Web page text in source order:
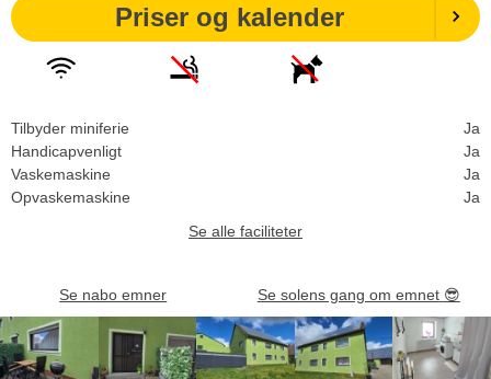
Priser og kalender
Tilbyder miniferie
Ja
Handicapvenligt
Ja
Vaskemaskine
Ja
Opvaskemaskine
Ja
Se alle faciliteter
Se nabo emner Se solens gang om emnet 😎